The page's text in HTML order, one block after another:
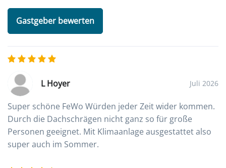
Gastgeber bewerten
L Hoyer Juli 2026
Super schöne FeWo Würden jeder Zeit wider kommen.
Durch die Dachschrägen nicht ganz so für große
Personen geeignet. Mit Klimaanlage ausgestattet also
super auch im Sommer.